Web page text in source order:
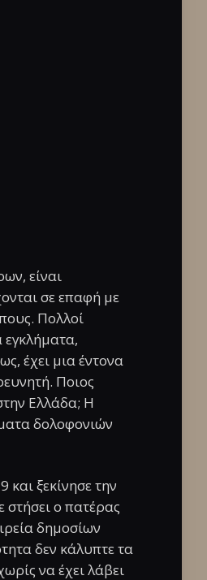
είναι
σε επαφή με
Πολλοί
έχει μια έντονα
Ποιος
Ελλάδα; Η
δολοφονιών
και ξεκίνησε την
στήσει ο πατέρας
δημοσίων
δεν κάλυπτε τα
να έχει λάβει